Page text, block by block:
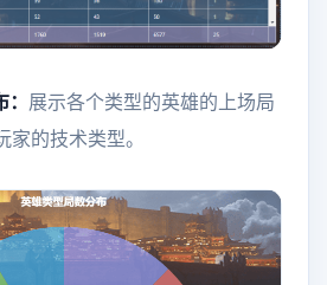
展示各个类型的英雄的上场局
的技术类型。